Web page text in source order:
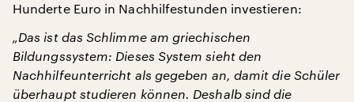
Hunderte Euro in Nachhilfestunden investieren:
„Das ist das Schlimme am griechischen
Bildungssystem: Dieses System sieht den
Nachhilfeunterricht als gegeben an, damit die Schüler
überhaupt studieren können. Deshalb sind die